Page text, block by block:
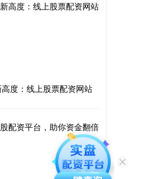
度：线上股票配资网站